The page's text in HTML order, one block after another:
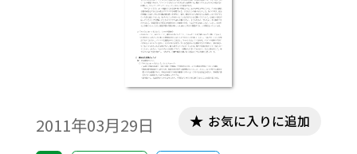
2011年03月29日 お気に入りに追加